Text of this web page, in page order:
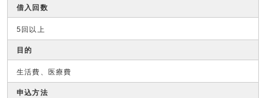
借入回数
5回以上
目的
生活費、医療費
申込方法